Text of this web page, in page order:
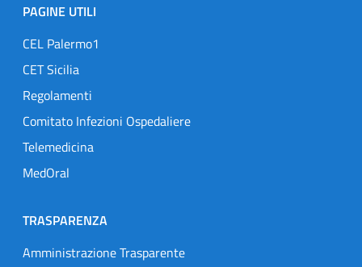
PAGINE UTILI
CEL Palermo1
CET Sicilia
Regolamenti
Comitato Infezioni Ospedaliere
Telemedicina
MedOral
TRASPARENZA
Amministrazione Trasparente